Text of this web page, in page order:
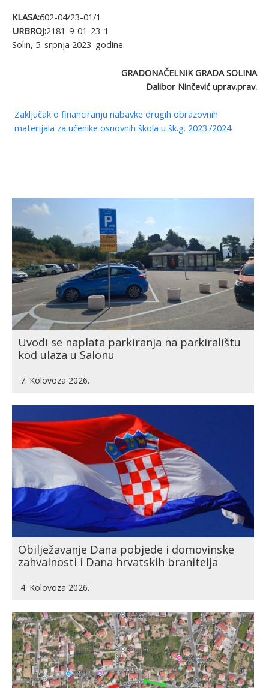
KLASA:602-04/23-01/1
URBROJ:2181-9-01-23-1
Solin, 5. srpnja 2023. godine
GRADONAČELNIK GRADA SOLINA
Dalibor Ninčević uprav.prav.
Zaključak o financiranju nabavke drugih obrazovnih
materijala za učenike osnovnih škola u šk.g. 2023./2024.
Uvodi se naplata parkiranja na parkiralištu
kod ulaza u Salonu
7. Kolovoza 2026.
Obilježavanje Dana pobjede i domovinske
zahvalnosti i Dana hrvatskih branitelja
4. Kolovoza 2026.